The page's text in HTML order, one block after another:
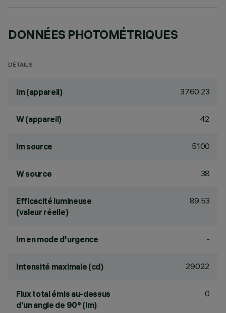
DONNÉES PHOTOMÉTRIQUES
DÉTAILS
lm (appareil) 3760.23
W (appareil) 42
lm source 5100
W source 38
Efficacité lumineuse
(valeur réelle)
89.53
lm en mode d'urgence -
Intensité maximale (cd) 29022
Flux total émis au-dessus
d'un angle de 90° (lm)
0